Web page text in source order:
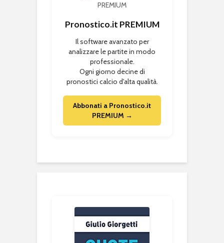
Pronostico.it PREMIUM
Il software avanzato per
analizzare le partite in modo
professionale.
Ogni giorno decine di
pronostici calcio d'alta qualità.
Abbonati a Pronostico.it
PREMIUM →